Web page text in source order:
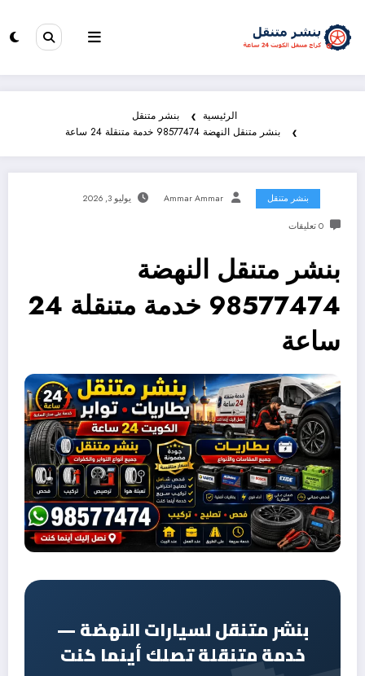
الرئيسية
بنشر متنقل
بنشر متنقل النهضة 98577474 خدمة متنقلة 24 ساعة
بنشر متنقل Ammar Ammar يوليو 3, 2026
0 تعليقات
بنشر متنقل النهضة
98577474 خدمة متنقلة 24
ساعة
بنشر متنقل لسيارات النهضة —
خدمة متنقلة تصلك أينما كنت